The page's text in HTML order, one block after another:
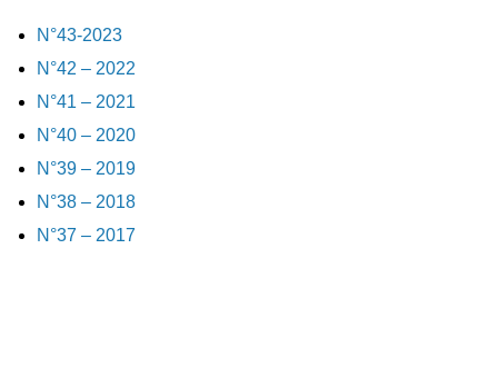
N°43-2023
N°42 – 2022
N°41 – 2021
N°40 – 2020
N°39 – 2019
N°38 – 2018
N°37 – 2017